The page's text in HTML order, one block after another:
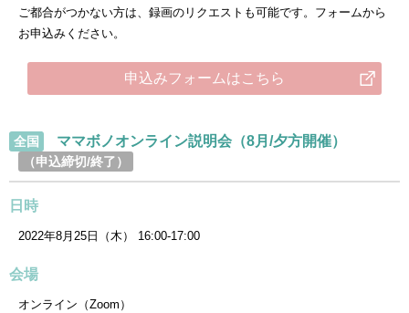
ご都合がつかない方は、録画のリクエストも可能です。フォームから
お申込みください。
申込みフォームはこちら
全国 ママボノオンライン説明会（8月/夕方開催）
（申込締切/終了）
日時
2022年8月25日（木） 16:00-17:00
会場
オンライン（Zoom）